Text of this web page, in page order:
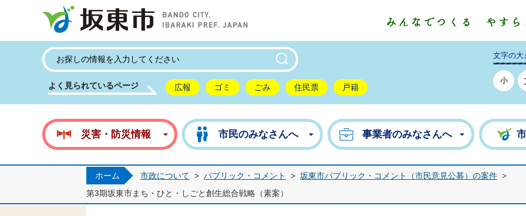
よく見られているページ 広報 ゴミ ごみ 住民票 戸籍
文字の大
小
災害・防災情報 市民のみなさんへ 事業者のみなさんへ
ホーム 市政について > パブリック・コメント > 坂東市パブリック・コメント（市民意見公募）の案件 >
第3期坂東市まち・ひと・しごと創生総合戦略（素案）